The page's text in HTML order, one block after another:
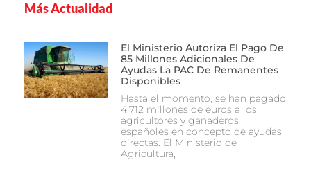
Más Actualidad
El Ministerio Autoriza El Pago De
85 Millones Adicionales De
Ayudas La PAC De Remanentes
Disponibles
Hasta el momento, se han pagado
4.712 millones de euros a los
agricultores y ganaderos
españoles en concepto de ayudas
directas. El Ministerio de
Agricultura,